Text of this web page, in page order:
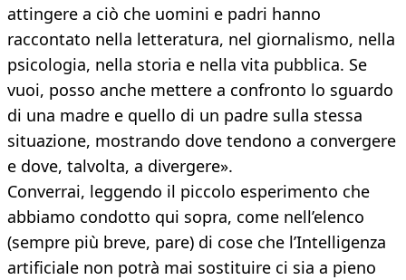
attingere a ciò che uomini e padri hanno
raccontato nella letteratura, nel giornalismo, nella
psicologia, nella storia e nella vita pubblica. Se
vuoi, posso anche mettere a confronto lo sguardo
di una madre e quello di un padre sulla stessa
situazione, mostrando dove tendono a convergere
e dove, talvolta, a divergere».
Converrai, leggendo il piccolo esperimento che
abbiamo condotto qui sopra, come nell’elenco
(sempre più breve, pare) di cose che l’Intelligenza
artificiale non potrà mai sostituire ci sia a pieno